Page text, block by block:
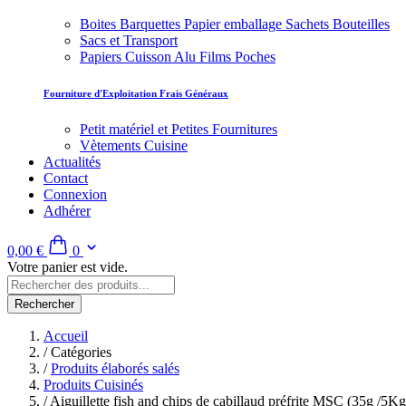
Boites Barquettes Papier emballage Sachets Bouteilles
Sacs et Transport
Papiers Cuisson Alu Films Poches
Fourniture d'Exploitation Frais Généraux
Petit matériel et Petites Fournitures
Vètements Cuisine
Actualités
Contact
Connexion
Adhérer
0,00 €
0
Votre panier est vide.
Rechercher
Accueil
/Catégories
/ Produits élaborés salés
Produits Cuisinés
/Aiguillette fish and chips de cabillaud préfrite MSC (35g /